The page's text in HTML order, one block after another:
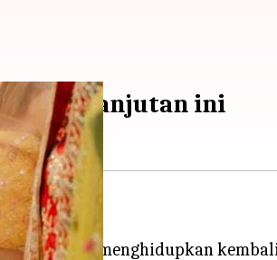
berkelanjutan ini
Anda?
untuk menghidupkan